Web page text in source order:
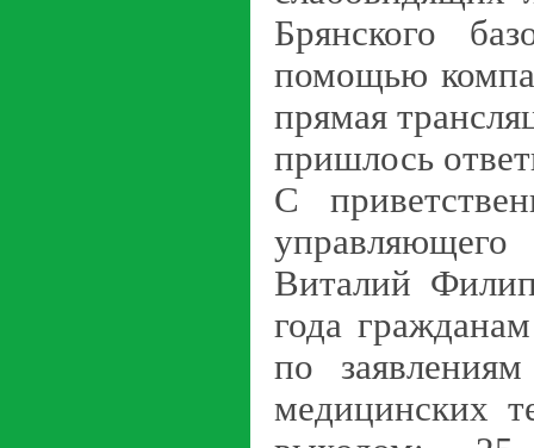
Брянского
помощью
прямая
пришлось
С
Виталий
года
по
медицинских